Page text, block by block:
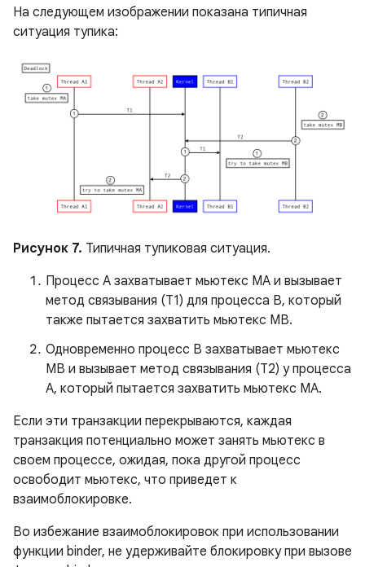
На следующем изображении показана типичная
ситуация тупика:
Рисунок 7. Типичная тупиковая ситуация.
Процесс A захватывает мьютекс MA и вызывает
метод связывания (T1) для процесса B, который
также пытается захватить мьютекс MB.
Одновременно процесс B захватывает мьютекс
MB и вызывает метод связывания (T2) у процесса
A, который пытается захватить мьютекс MA.
Если эти транзакции перекрываются, каждая
транзакция потенциально может занять мьютекс в
своем процессе, ожидая, пока другой процесс
освободит мьютекс, что приведет к
взаимоблокировке.
Во избежание взаимоблокировок при использовании
функции binder, не удерживайте блокировку при вызове